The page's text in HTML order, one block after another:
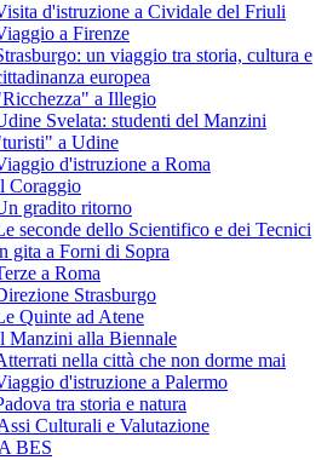
d'istruzione a Cividale del Friuli
a Firenze
un viaggio tra storia, cultura e
europea
a Illegio
Svelata: studenti del Manzini
a Udine
d'istruzione a Roma
Coraggio
gradito ritorno
seconde dello Scientifico e dei Tecnici
gita a Forni di Sopra
a Roma
Strasburgo
Quinte ad Atene
Manzini alla Biennale
nella città che non dorme mai
d'istruzione a Palermo
tra storia e natura
Culturali e Valutazione
BES